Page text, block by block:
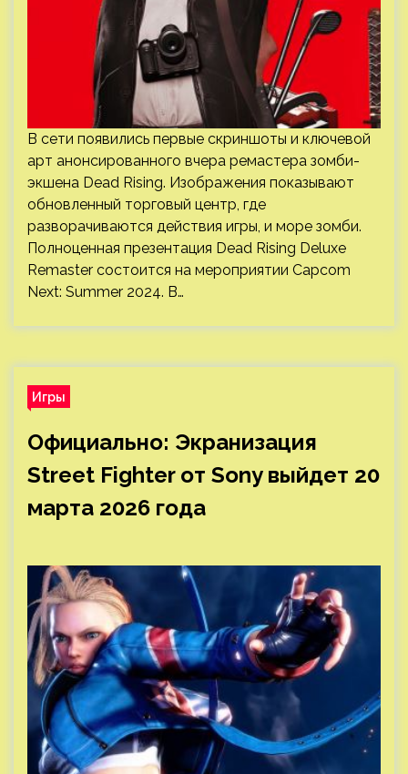
В сети появились первые скриншоты и ключевой
арт анонсированного вчера ремастера зомби-
экшена Dead Rising. Изображения показывают
обновленный торговый центр, где
разворачиваются действия игры, и море зомби.
Полноценная презентация Dead Rising Deluxe
Remaster состоится на мероприятии Capcom
Next: Summer 2024. В…
Игры
Официально: Экранизация
Street Fighter от Sony выйдет 20
марта 2026 года